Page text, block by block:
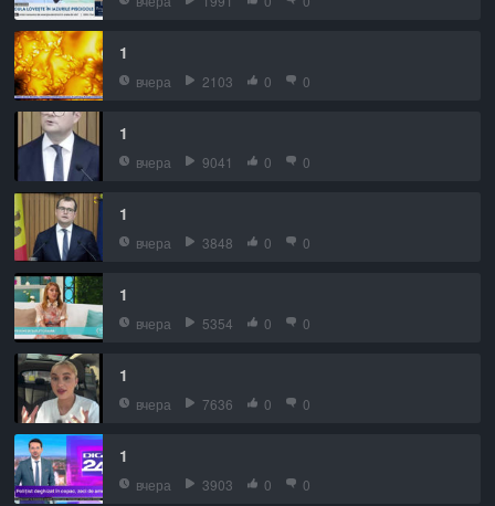
1
вчера 2103 0 0
1
вчера 9041 0 0
1
вчера 3848 0 0
1
вчера 5354 0 0
1
вчера 7636 0 0
1
вчера 3903 0 0